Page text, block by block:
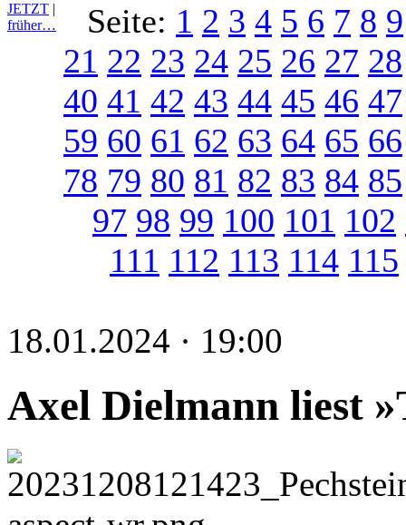
JETZT |
früher…
Seite: 1 2 3 4 5 6 7 8 9
21 22 23 24 25 26 27 28
40 41 42 43 44 45 46 47
59 60 61 62 63 64 65 66
78 79 80 81 82 83 84 85
97 98 99 100 101 102
111 112 113 114 115
18.01.2024 · 19:00
Axel Dielmann liest